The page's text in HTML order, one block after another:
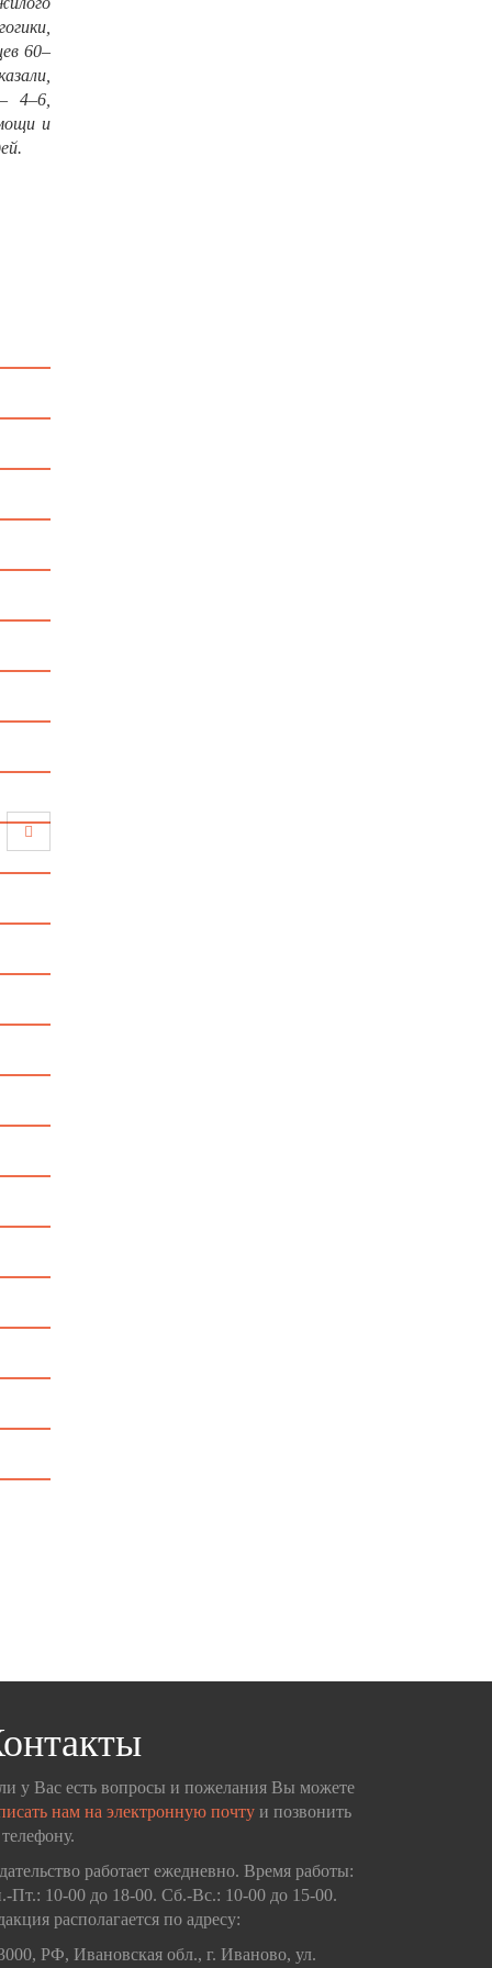
60–
4–6,
и
у Вас есть вопросы и пожелания Вы можете
нам на электронную почту и позвонить
работает ежедневно. Время работы:
Пт.: 10-00 до 18-00. Сб.-Вс.: 10-00 до 15-00.
располагается по адресу:
РФ, Ивановская обл., г. Иваново, ул.